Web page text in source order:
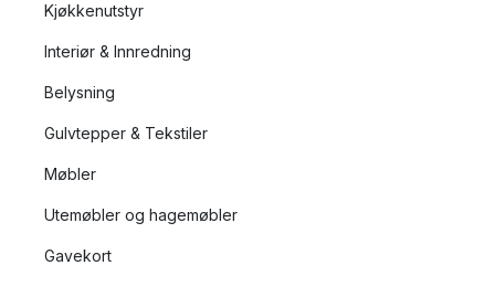
Kjøkkenutstyr
Interiør & Innredning
Belysning
Gulvtepper & Tekstiler
Møbler
Utemøbler og hagemøbler
Gavekort